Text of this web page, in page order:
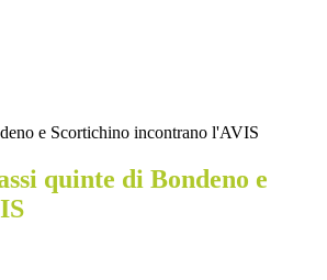
e Scortichino incontrano l'AVIS
quinte di Bondeno e